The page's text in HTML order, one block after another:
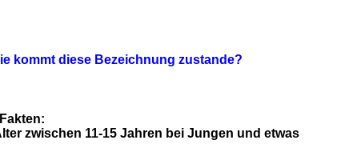
kommt diese Bezeichnung zustande?
zwischen 11-15 Jahren bei Jungen und etwas